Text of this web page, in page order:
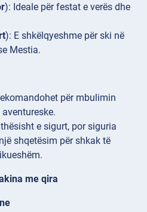
): Ideale për festat e verës dhe
): E shkëlqyeshme për ski në
Mestia.
për mbulimin
e sigurt, por siguria
shqetësim për shkak të
me qira